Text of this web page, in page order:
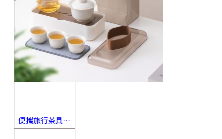
便攜旅行茶具組 茶杯 茶壺 陶瓷杯 泡茶組 茶具套裝 伴手禮 禮盒 禮品